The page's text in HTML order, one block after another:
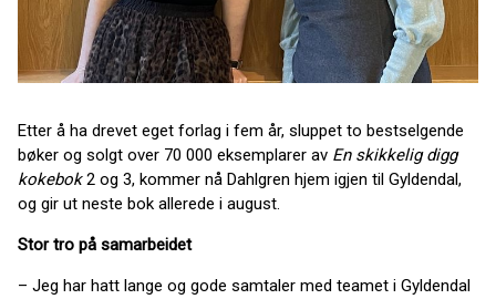
Etter å ha drevet eget forlag i fem år, sluppet to bestselgende
bøker og solgt over 70 000 eksemplarer av En skikkelig digg
kokebok2 og 3, kommer nå Dahlgren hjem igjen til Gyldendal,
og gir ut neste bok allerede i august.
Stor tro på samarbeidet
– Jeg har hatt lange og gode samtaler med teamet i Gyldendal